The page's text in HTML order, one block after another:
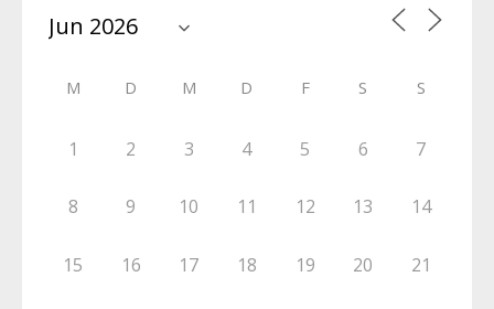
M D M D F S S
1 2 3 4 5 6 7
8 9 10 11 12 13 14
15 16 17 18 19 20 21